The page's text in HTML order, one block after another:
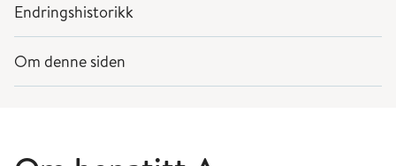
Endringshistorikk
Om denne siden